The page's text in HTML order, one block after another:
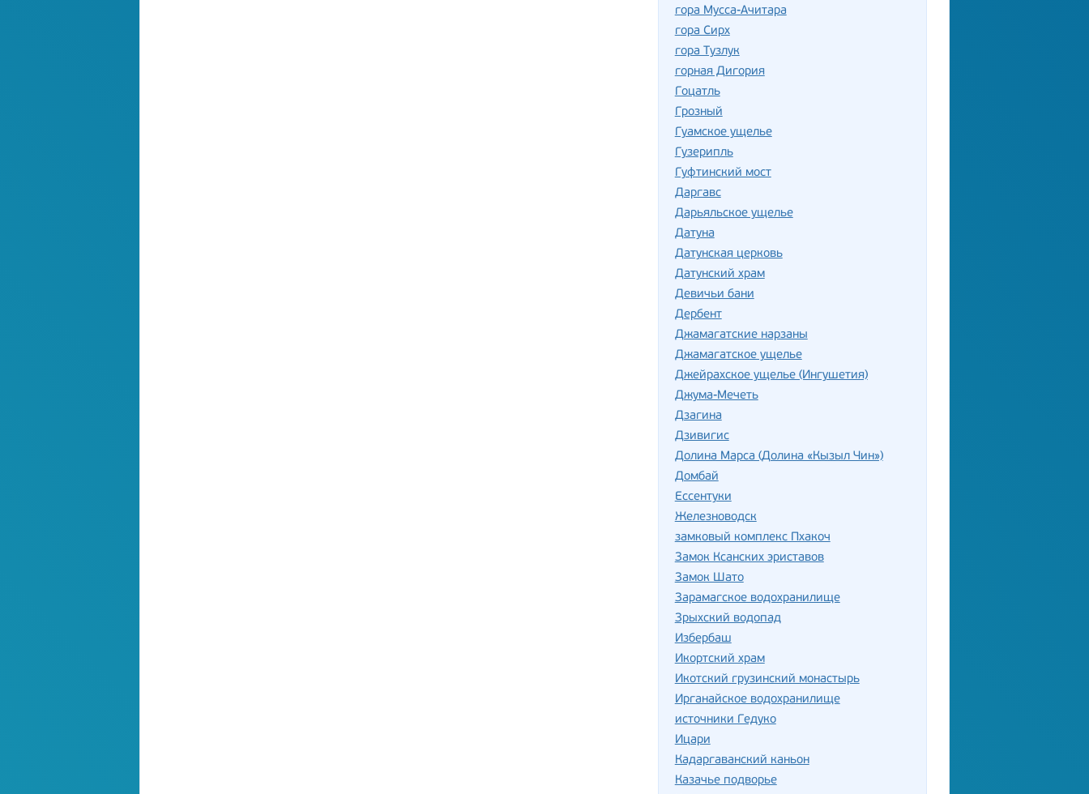
гора Мусса-Ачитара
гора Сирх
гора Тузлук
горная Дигория
Гоцатль
Грозный
Гуамское ущелье
Гузерипль
Гуфтинский мост
Даргавс
Дарьяльское ущелье
Датуна
Датунская церковь
Датунский храм
Девичьи бани
Дербент
Джамагатские нарзаны
Джамагатское ущелье
Джейрахское ущелье (Ингушетия)
Джума-Мечеть
Дзагина
Дзивигис
Долина Марса (Долина «Кызыл Чин»)
Домбай
Ессентуки
Железноводск
замковый комплекс Пхакоч
Замок Ксанских эриставов
Замок Шато
Зарамагское водохранилище
Зрыхский водопад
Избербаш
Икортский храм
Икотский грузинский монастырь
Ирганайское водохранилище
источники Гедуко
Ицари
Кадаргаванский каньон
Казачье подворье